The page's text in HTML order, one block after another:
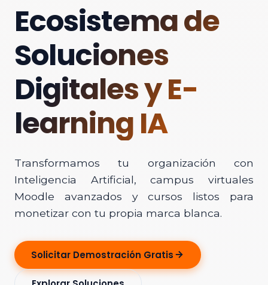
Ecosistema de
Soluciones
Digitales y E-
learning IA
Transformamos tu organización con
Inteligencia Artificial, campus virtuales
Moodle avanzados y cursos listos para
monetizar con tu propia marca blanca.
Solicitar Demostración Gratis